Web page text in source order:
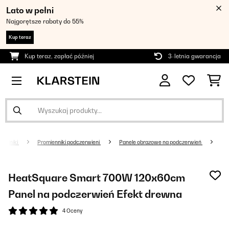
Lato w pełni
Najgorętsze rabaty do 55%
Kup teraz
Kup teraz, zapłać później 3-letnia gwarancja
Promienniki podczerwieni Panele obrazowe na podczerwień
HeatSquare Smart 700W 120x60cm
Panel na podczerwień Efekt drewna
4 Oceny